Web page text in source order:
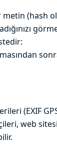
(hash
(EXIF
web